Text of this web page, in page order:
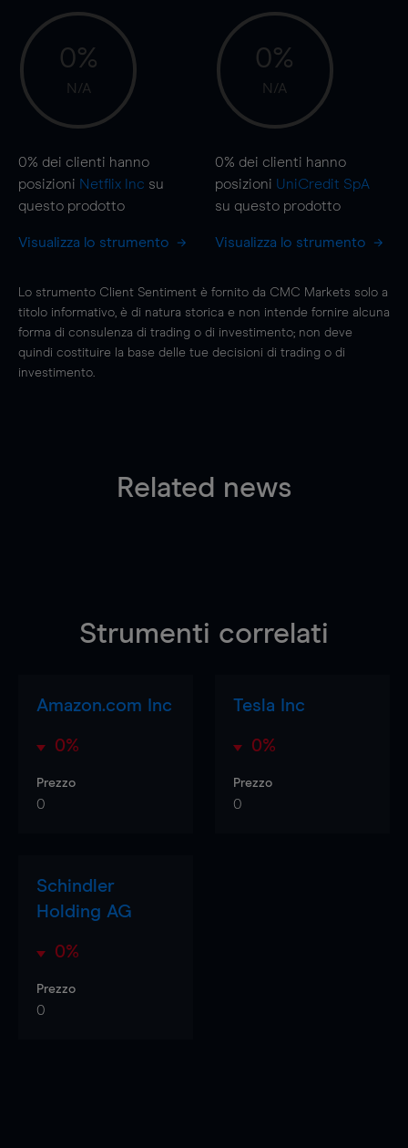
0%
N/A
0% dei clienti hanno
posizioni Netflix Inc su
questo prodotto
Visualizza lo strumento
0%
N/A
0% dei clienti hanno
posizioni UniCredit SpA
su questo prodotto
Visualizza lo strumento
Lo strumento Client Sentiment è fornito da CMC Markets solo a
titolo informativo, è di natura storica e non intende fornire alcuna
forma di consulenza di trading o di investimento; non deve
quindi costituire la base delle tue decisioni di trading o di
investimento.
Related news
Strumenti correlati
Amazon.com Inc
0%
Prezzo
0
Tesla Inc
0%
Prezzo
0
Schindler
Holding AG
0%
Prezzo
0